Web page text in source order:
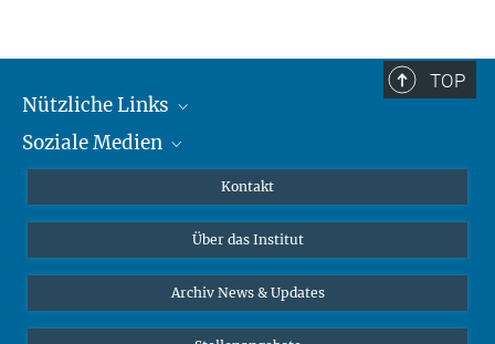
TOP
Nützliche Links
MMG Alumni Corner
Online-Vorträge
Interviews zum Thema "Diversity"
Soziale Medien
Bluesky
Kontakt
Über das Institut
Archiv News & Updates